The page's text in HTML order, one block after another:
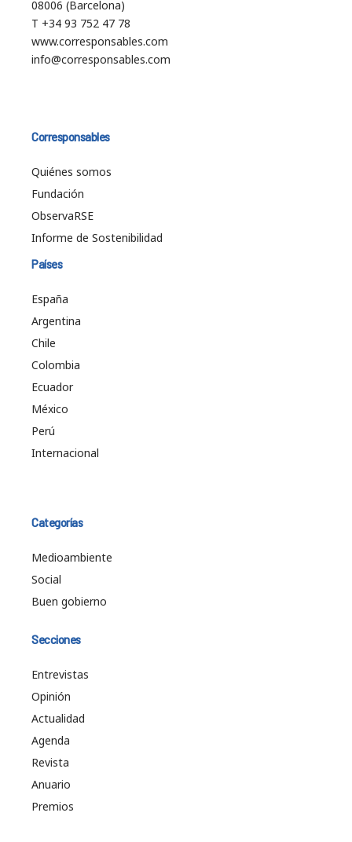
08006 (Barcelona)
T +34 93 752 47 78
www.corresponsables.com
info@corresponsables.com
Corresponsables
Quiénes somos
Fundación
ObservaRSE
Informe de Sostenibilidad
Países
España
Argentina
Chile
Colombia
Ecuador
México
Perú
Internacional
Categorías
Medioambiente
Social
Buen gobierno
Secciones
Entrevistas
Opinión
Actualidad
Agenda
Revista
Anuario
Premios